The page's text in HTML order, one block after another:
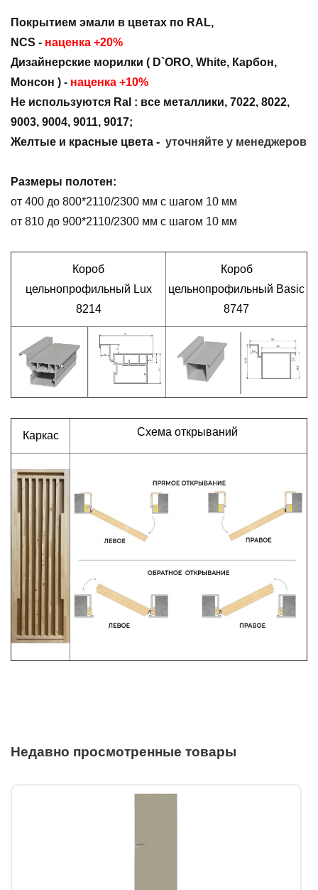
Покрытием эмали в цветах по RAL,
NCS - наценка +20%
Дизайнерские морилки ( D`ORO, White, Карбон,
Монсон ) - наценка +10%
Не используются Ral : все металлики, 7022, 8022,
9003, 9004, 9011, 9017;
Желтые и красные цвета - уточняйте у менеджеров
Размеры полотен:
от 400 до 800*2110/2300 мм с шагом 10 мм
от 810 до 900*2110/2300 мм с шагом 10 мм
Короб
цельнопрофильный Lux
8214
Короб
цельнопрофильный Basic
8747
Каркас Схема открываний
Недавно просмотренные товары